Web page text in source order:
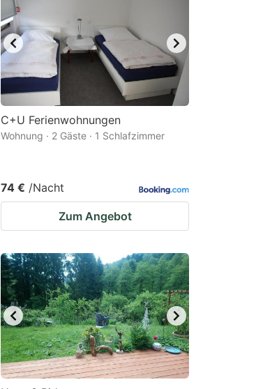
C+U Ferienwohnungen
Wohnung · 2 Gäste · 1 Schlafzimmer
74 € /Nacht
Zum Angebot